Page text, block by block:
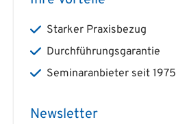
Starker Praxisbezug
Durchführungsgarantie
Seminaranbieter seit 1975
Newsletter